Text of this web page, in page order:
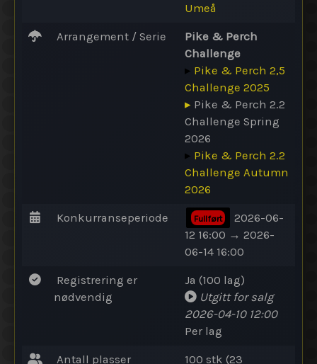
Umeå
Arrangement / Serie
Pike & Perch
Challenge
▸ Pike & Perch 2,5
Challenge 2025
▸ Pike & Perch 2.2
Challenge Spring
2026
▸ Pike & Perch 2.2
Challenge Autumn
2026
Konkurranseperiode Fullført
2026-06-
12 16:00 → 2026-
06-14 16:00
Registrering er
nødvendig
Ja (100 lag)
Utgitt for salg
2026-04-10 12:00
Per lag
Antall plasser
100 stk (23